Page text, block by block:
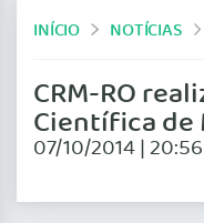
INÍCIO NOTÍCIAS
CRM-RO
Científica de
07/10/2014 | 20:56